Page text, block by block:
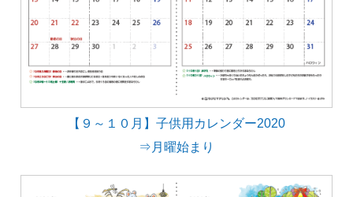
【９～１０月】子供用カレンダー2020
⇒月曜始まり